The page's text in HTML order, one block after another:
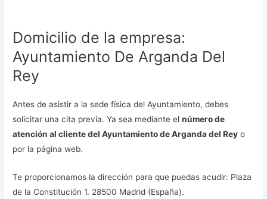
Domicilio de la empresa:
Ayuntamiento De Arganda Del
Rey
Antes de asistir a la sede física del Ayuntamiento, debes
solicitar una cita previa. Ya sea mediante elnúmero de
atención al cliente del Ayuntamiento de Arganda del Rey o
por la página web.
Te proporcionamos la dirección para que puedas acudir: Plaza
de la Constitución 1. 28500 Madrid (España).